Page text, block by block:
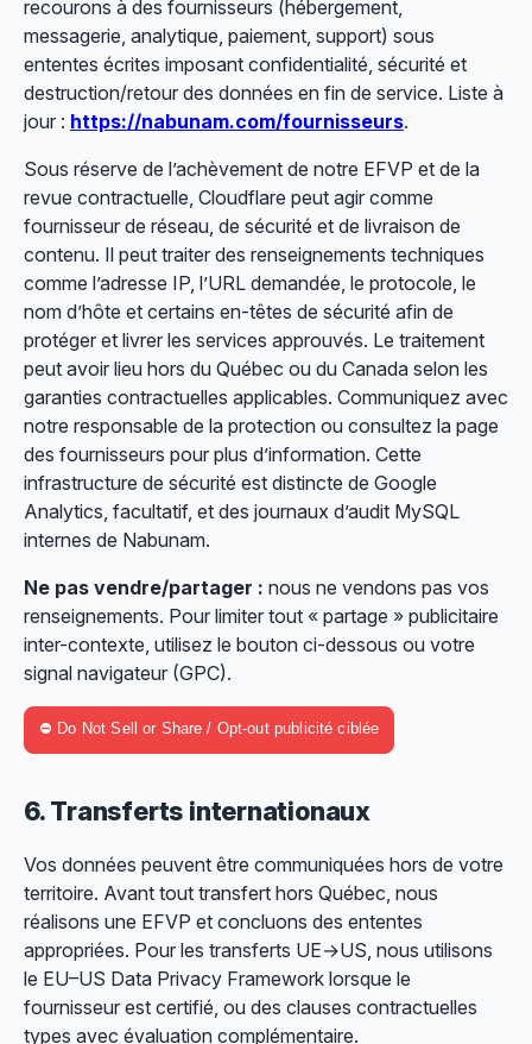
recourons à des fournisseurs (hébergement,
messagerie, analytique, paiement, support) sous
ententes écrites imposant confidentialité, sécurité et
destruction/retour des données en fin de service. Liste à
jour : https://nabunam.com/fournisseurs.
Sous réserve de l’achèvement de notre EFVP et de la
revue contractuelle, Cloudflare peut agir comme
fournisseur de réseau, de sécurité et de livraison de
contenu. Il peut traiter des renseignements techniques
comme l’adresse IP, l’URL demandée, le protocole, le
nom d’hôte et certains en-têtes de sécurité afin de
protéger et livrer les services approuvés. Le traitement
peut avoir lieu hors du Québec ou du Canada selon les
garanties contractuelles applicables. Communiquez avec
notre responsable de la protection ou consultez la page
des fournisseurs pour plus d’information. Cette
infrastructure de sécurité est distincte de Google
Analytics, facultatif, et des journaux d’audit MySQL
internes de Nabunam.
Ne pas vendre/partager : nous ne vendons pas vos
renseignements. Pour limiter tout « partage » publicitaire
inter-contexte, utilisez le bouton ci-dessous ou votre
signal navigateur (GPC).
⛔ Do Not Sell or Share / Opt-out publicité ciblée
6. Transferts internationaux
Vos données peuvent être communiquées hors de votre
territoire. Avant tout transfert hors Québec, nous
réalisons une EFVP et concluons des ententes
appropriées. Pour les transferts UE→US, nous utilisons
le EU–US Data Privacy Framework lorsque le
fournisseur est certifié, ou des clauses contractuelles
types avec évaluation complémentaire.